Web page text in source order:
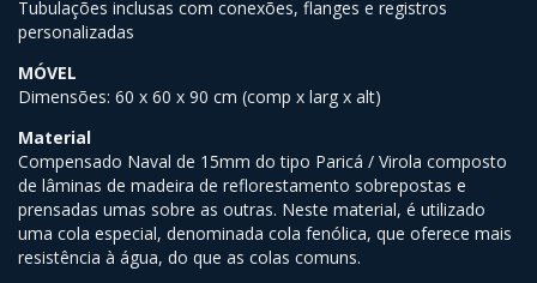
Tubulações inclusas com conexões, flanges e registros
personalizadas
MÓVEL
Dimensões: 60 x 60 x 90 cm (comp x larg x alt)
Material
Compensado Naval de 15mm do tipo Paricá / Virola composto
de lâminas de madeira de reflorestamento sobrepostas e
prensadas umas sobre as outras. Neste material, é utilizado
uma cola especial, denominada cola fenólica, que oferece mais
resistência à água, do que as colas comuns.